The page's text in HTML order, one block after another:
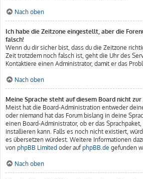
Nach oben
Ich habe die Zeitzone eingestellt, aber die
falsch!
Wenn du dir sicher bist, dass du die Zeitzone
Zeit trotzdem noch falsch ist, geht die Uhr des
Kontaktiere einen Administrator, damit er das
Nach oben
Meine Sprache steht auf diesem Board nicht zur
Meist hat die Board-Administration entweder
oder niemand hat das Forum bislang in deine
einen Board-Administrator, ob er das
installieren kann. Falls es noch nicht existiert,
es übersetzen würdest. Weitere Informationen
von phpBB Limited oder auf phpBB.de gefunden
Nach oben